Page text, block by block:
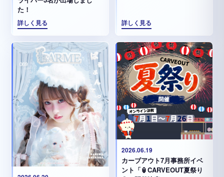
た！
詳しく見る 詳しく見る
2026.06.19
カーブアウト7月事務所イベ
ント「🏮CARVEOUT夏祭り